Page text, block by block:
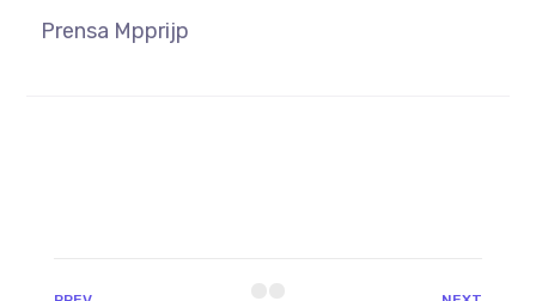
Prensa Mpprijp